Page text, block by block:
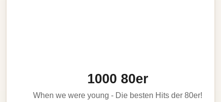
1000 80er
When we were young - Die besten Hits der 80er!